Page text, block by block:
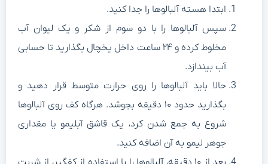
ابتدا هسته آلبالوها را جدا کنید.
سپس آلبالوها را با دو سوم از شکر و یک لیوان آب
مخلوط کرده و ۲۴ ساعت داخل یخچال بگذارید تا حسابی
آب بیندازد.
حالا باید آلبالوها را روی حرارت متوسط قرار دهید و
بگذارید حدود ۱۰ دقیقه بجوشد. هرگاه کف روی آلبالوها
شروع به جمع شدن کرد، یک قاشق آبلیمو یا مقداری
جوهر لیمو به آن اضافه کنید.